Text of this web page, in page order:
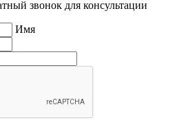
звонок для консультации
Имя